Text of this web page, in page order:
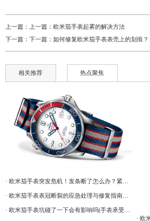
上一篇：上一篇： 欧米茄手表起雾的解决方法
下一篇：下一篇： 如何修复欧米茄手表表壳上的划痕？
相关推荐 热点聚焦
· 欧米茄手表突发危机！发条断了怎么办？紧急处理指南在这里
· 欧米茄手表表冠断裂的应急处理与修复指南：保护您的投资
· 欧